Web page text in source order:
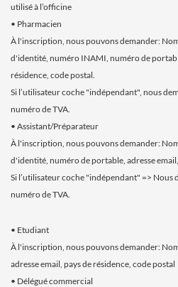
utilisé à l’officine
• Pharmacien
À l'inscription, nous pouvons demander:
d'identité, numéro INAMI, numéro de
résidence, code postal.
Si l’utilisateur coche "indépendant", nous
numéro de TVA.
• Assistant/Préparateur
À l'inscription, nous pouvons demander:
d'identité, numéro de portable, adresse
Si l’utilisateur coche "indépendant" => Nous
numéro de TVA.
• Etudiant
À l'inscription, nous pouvons demander:
adresse email, pays de résidence, code postal
• Délégué commercial